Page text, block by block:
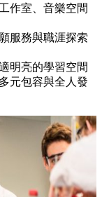
作室、音樂空間
服務與職涯探索
明亮的學習空間
元包容與全人發